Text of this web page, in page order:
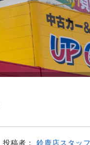
投稿者： 鈴鹿店スタッフ